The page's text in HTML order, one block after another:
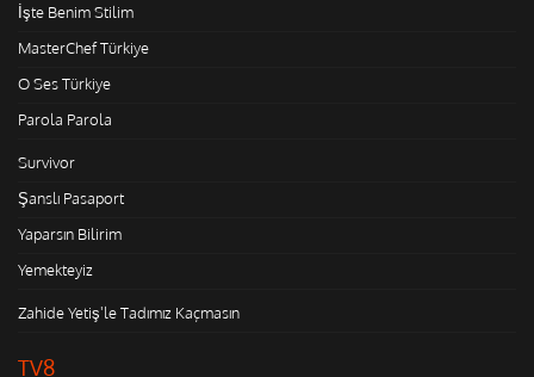
İşte Benim Stilim
MasterChef Türkiye
O Ses Türkiye
Parola Parola
Survivor
Şanslı Pasaport
Yaparsın Bilirim
Yemekteyiz
Zahide Yetiş'le Tadımız Kaçmasın
TV8